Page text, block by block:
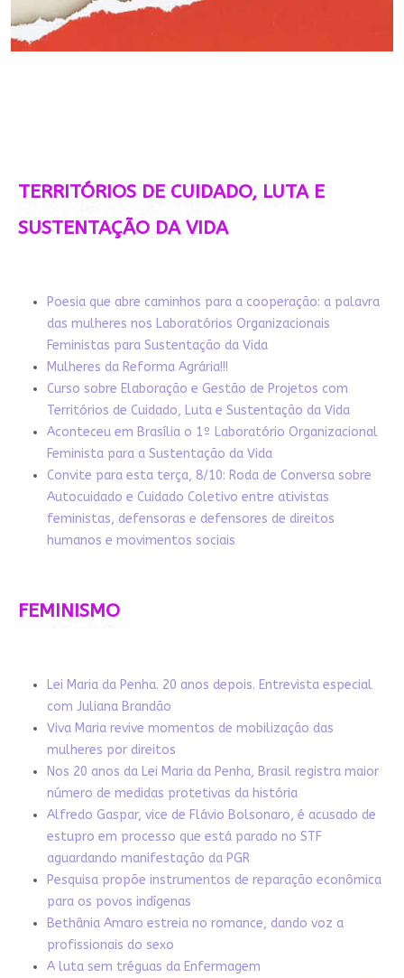
TERRITÓRIOS DE CUIDADO, LUTA E
SUSTENTAÇÃO DA VIDA
Poesia que abre caminhos para a cooperação: a palavra
das mulheres nos Laboratórios Organizacionais
Feministas para Sustentação da Vida
Mulheres da Reforma Agrária!!!
Curso sobre Elaboração e Gestão de Projetos com
Territórios de Cuidado, Luta e Sustentação da Vida
Aconteceu em Brasília o 1º Laboratório Organizacional
Feminista para a Sustentação da Vida
Convite para esta terça, 8/10: Roda de Conversa sobre
Autocuidado e Cuidado Coletivo entre ativistas
feministas, defensoras e defensores de direitos
humanos e movimentos sociais
FEMINISMO
Lei Maria da Penha. 20 anos depois. Entrevista especial
com Juliana Brandão
Viva Maria revive momentos de mobilização das
mulheres por direitos
Nos 20 anos da Lei Maria da Penha, Brasil registra maior
número de medidas protetivas da história
Alfredo Gaspar, vice de Flávio Bolsonaro, é acusado de
estupro em processo que está parado no STF
aguardando manifestação da PGR
Pesquisa propõe instrumentos de reparação econômica
para os povos indígenas
Bethânia Amaro estreia no romance, dando voz a
profissionais do sexo
A luta sem tréguas da Enfermagem